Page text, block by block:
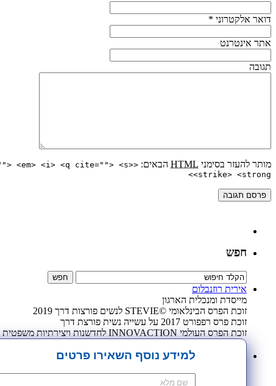
דואר אלקטרוני *
אתר אינטרנט
תגובה
מותר להעזר בסימני HTML הבאים:
<em> <i> <q cite=""> <s>
<strike> <strong>
חפש
אירית רוזנבלום
מייסדת ומנכלית הארגון
זוכת הפרס הבינלאומי ©STEVIE לנשים פורצות דרך 2019
זוכת פרס רפפורט 2017 על עשייה נשית פורצת דרך
זוכת הפרס העולמי INNOVACTION לחדשנות ויצירתיות משפטית 2009
למידע נוסף השאירו פרטים